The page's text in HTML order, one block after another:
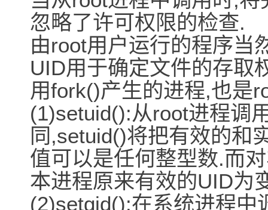
忽略了许可权限的检查.
由root用户运行的程序当
UID用于确定文件的存取
用fork()产生的进程,也是
(1)setuid():从root进程调
同,setuid()将把有效的和
值可以是任何整型数.而
本进程原来有效的UID为
(2)setgid():在系统进程中